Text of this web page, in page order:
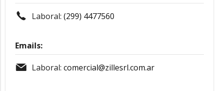
Laboral: (299) 4477560
Emails:
Laboral: comercial@zillesrl.com.ar